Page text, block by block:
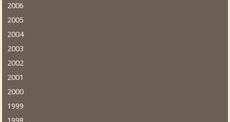
2006
2005
2004
2003
2002
2001
2000
1999